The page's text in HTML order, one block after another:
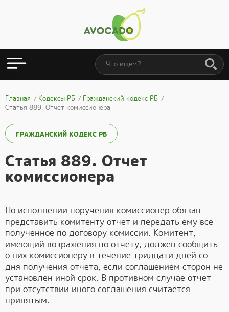
Главная Кодексы РБ
Гражданский кодекс РБ
Статья 889. Отчет комиссионера
ГРАЖДАНСКИЙ КОДЕКС РБ
Статья 889. Отчет
комиссионера
По исполнении поручения комиссионер обязан
представить комитенту отчет и передать ему все
полученное по договору комиссии. Комитент,
имеющий возражения по отчету, должен сообщить
о них комиссионеру в течение тридцати дней со
дня получения отчета, если соглашением сторон не
установлен иной срок. В противном случае отчет
при отсутствии иного соглашения считается
принятым.